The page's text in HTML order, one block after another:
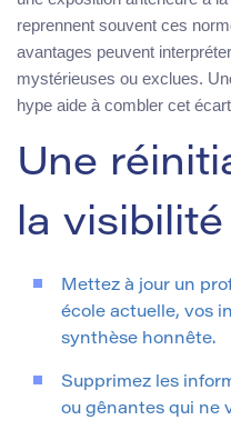
reprennent souvent ces
avantages peuvent
mystérieuses ou exclues.
hype aide à combler cet
Une
la visibilité
Mettez à jour un
école actuelle, vos
synthèse honnête.
Supprimez les
ou gênantes qui ne